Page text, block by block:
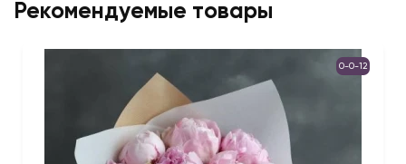
Рекомендуемые товары
0-0-12